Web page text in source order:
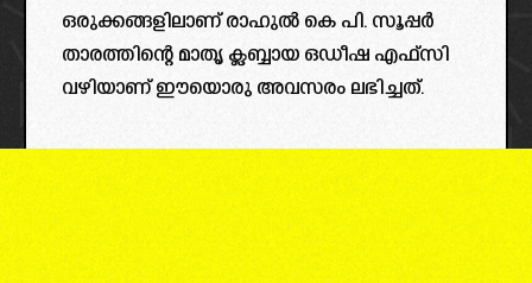
ഒരുക്കങ്ങളിലാണ് രാഹുൽ കെ പി. സൂപ്പർ
താരത്തിന്റെ മാതൃ ക്ലബ്ബായ ഒഡീഷ എഫ്സി
വഴിയാണ് ഈയൊരു അവസരം ലഭിച്ചത്.